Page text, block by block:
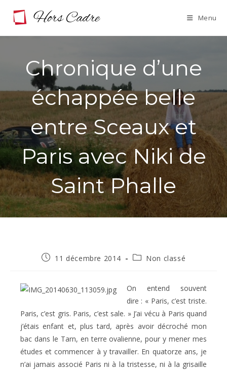
Menu
Chronique d’une
échappée belle
entre Sceaux et
Paris avec Niki de
Saint Phalle
Publication
11 décembre 2014
PostNon classé
On entend souvent
dire : « Paris, c’est triste.
Paris, c’est gris. Paris, c’est sale. » J’ai vécu à Paris quand
j’étais enfant et, plus tard, après avoir décroché mon
bac dans le Tarn, en terre ovalienne, pour y mener mes
études et commencer à y travailler. En quatorze ans, je
n’ai jamais associé Paris ni à la tristesse, ni à la grisaille